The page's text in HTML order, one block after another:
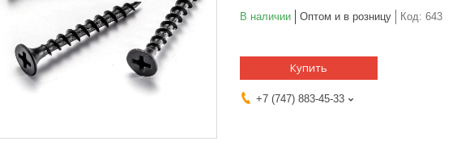
В наличии Оптом и в розницу Код: 643
Купить
+7 (747) 883-45-33